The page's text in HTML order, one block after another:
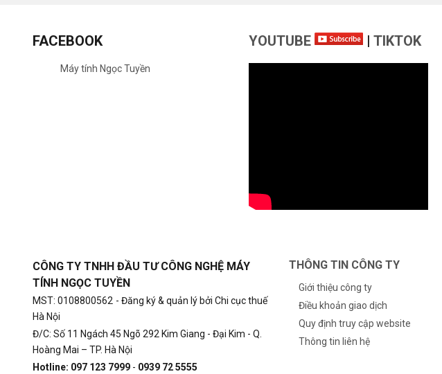
FACEBOOK
Máy tính Ngọc Tuyền
YOUTUBE | TIKTOK
CÔNG TY TNHH ĐẦU TƯ CÔNG NGHỆ MÁY
TÍNH NGỌC TUYỀN
MST: 0108800562 - Đăng ký & quản lý bởi Chi cục thuế
Hà Nội
Đ/C: Số 11 Ngách 45 Ngõ 292 Kim Giang - Đại Kim - Q.
Hoàng Mai – TP. Hà Nội
Hotline: 097 123 7999 - 0939 72 5555
THÔNG TIN CÔNG TY
Giới thiệu công ty
Điều khoản giao dịch
Quy định truy cập website
Thông tin liên hệ